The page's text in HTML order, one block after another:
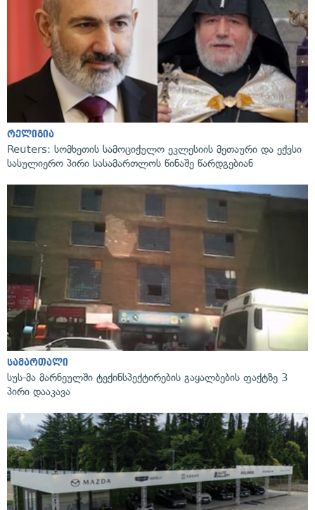
რელიგია
Reuters: სომხეთის სამოციქულო ეკლესიის მეთაური და ექვსი
სასულიერო პირი სასამართლოს წინაშე წარდგებიან
სამართალი
სუს-მა მარნეულში ტექინსპექტირების გაყალბების ფაქტზე 3
პირი დააკავა